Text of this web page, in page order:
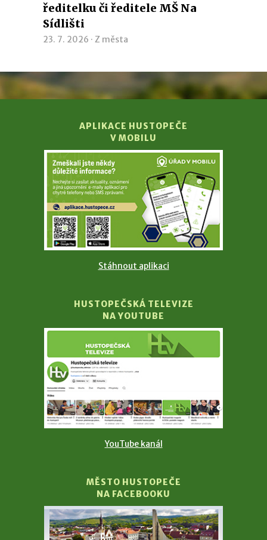
ředitelku či ředitele MŠ Na
Sídlišti
23. 7. 2026 · Z města
APLIKACE HUSTOPEČE
V MOBILU
Stáhnout aplikaci
HUSTOPEČSKÁ TELEVIZE
NA YOUTUBE
YouTube kanál
MĚSTO HUSTOPEČE
NA FACEBOOKU